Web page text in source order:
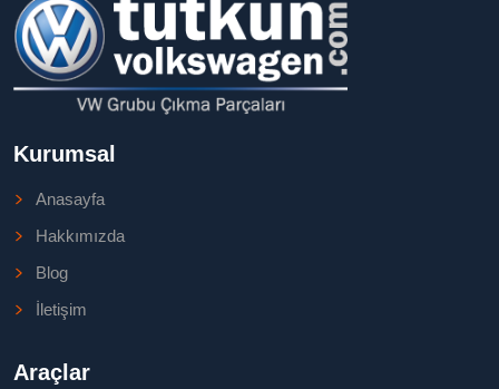
Kurumsal
Anasayfa
Hakkımızda
Blog
İletişim
Araçlar